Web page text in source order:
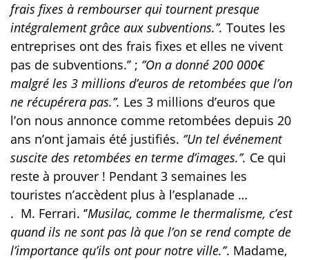
frais fixes à rembourser qui tournent presque
intégralement grâce aux subventions.’’. Toutes les
entreprises ont des frais fixes et elles ne vivent
pas de subventions.’’ ; ‘’On a donné 200 000€
malgré les 3 millions d’euros de retombées que l’on
ne récupérera pas.’’. Les 3 millions d’euros que
l’on nous annonce comme retombées depuis 20
ans n’ont jamais été justifiés. ‘’Un tel événement
suscite des retombées en terme d’images.’’. Ce qui
reste à prouver ! Pendant 3 semaines les
touristes n’accèdent plus à l’esplanade …
. M. Ferrari. ‘’Musilac, comme le thermalisme, c’est
quand ils ne sont pas là que l’on se rend compte de
l’importance qu’ils ont pour notre ville.’’. Madame,